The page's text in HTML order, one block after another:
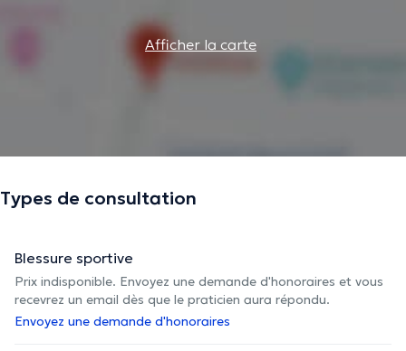
Afficher la carte
Types de consultation
Blessure sportive
Prix indisponible. Envoyez une demande d'honoraires et vous
recevrez un email dès que le praticien aura répondu.
Envoyez une demande d'honoraires